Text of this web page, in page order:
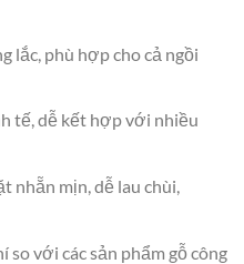
lắc, phù hợp cho cả ngồi
tế, dễ kết hợp với nhiều
nhẵn mịn, dễ lau chùi,
so với các sản phẩm gỗ công